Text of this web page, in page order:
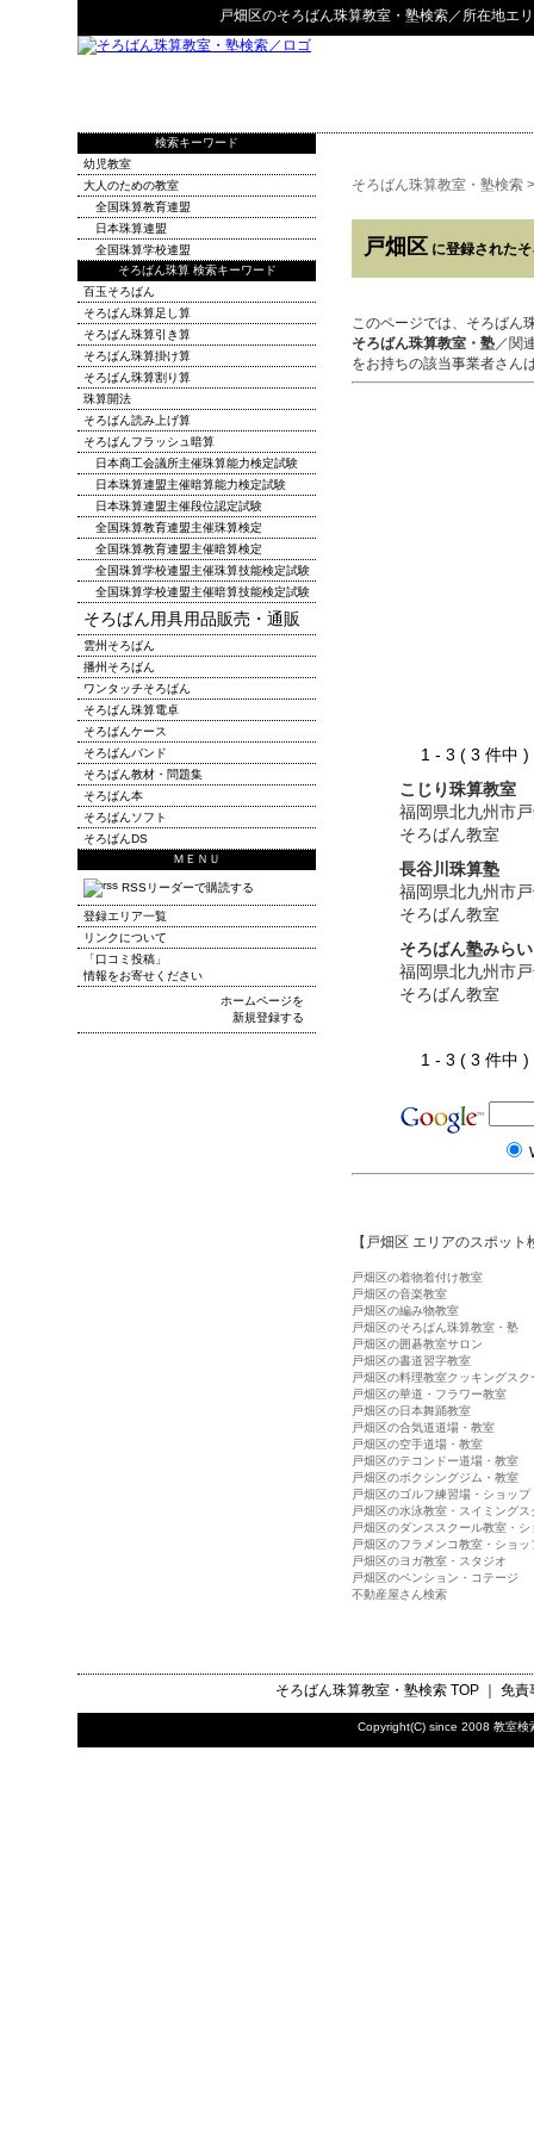
戸畑区のそろばん珠算教室・塾検索／所在地エ
そろばん珠算教室・塾検索
戸畑区 に登録された
このページでは、そろばん
そろばん珠算教室・塾／関
をお持ちの該当事業者さん
1 - 3 ( 3 件
こじり珠算教室
福岡県北九州市
そろばん教室
長谷川珠算塾
福岡県北九州市
そろばん教室
そろばん塾みらい
福岡県北九州市
そろばん教室
1 - 3 ( 3 件
【戸畑区 エリアのスポット
戸畑区の着物着付け教室
戸畑区の音楽教室
戸畑区の編み物教室
戸畑区のそろばん珠算教室・塾
戸畑区の囲碁教室サロン
戸畑区の書道習字教室
戸畑区の料理教室クッキングスク
戸畑区の華道・フラワー教室
戸畑区の日本舞踊教室
戸畑区の合気道道場・教室
戸畑区の空手道場・教室
戸畑区のテコンドー道場・教室
戸畑区のボクシングジム・教室
戸畑区のゴルフ練習場・ショップ
戸畑区の水泳教室・スイミングス
戸畑区のダンススクール教室・シ
戸畑区のフラメンコ教室・ショッ
戸畑区のヨガ教室・スタジオ
戸畑区のペンション・コテージ
不動産屋さん検索
検索キーワード
幼児教室
大人のための教室
全国珠算教育連盟
日本珠算連盟
全国珠算学校連盟
そろばん珠算 検索キーワード
百玉そろばん
そろばん珠算足し算
そろばん珠算引き算
そろばん珠算掛け算
そろばん珠算割り算
珠算開法
そろばん読み上げ算
そろばんフラッシュ暗算
日本商工会議所主催珠算能力検定試験
日本珠算連盟主催暗算能力検定試験
日本珠算連盟主催段位認定試験
全国珠算教育連盟主催珠算検定
全国珠算教育連盟主催暗算検定
全国珠算学校連盟主催珠算技能検定試験
全国珠算学校連盟主催暗算技能検定試験
そろばん用具用品販売・通販
雲州そろばん
播州そろばん
ワンタッチそろばん
そろばん珠算電卓
そろばんケース
そろばんバンド
そろばん教材・問題集
そろばん本
そろばんソフト
そろばんDS
ＭＥＮＵ
RSSリーダーで購読する
登録エリア一覧
リンクについて
「口コミ投稿」
情報をお寄せください
ホームページを
新規登録する
そろばん珠算教室・塾検索TOP ｜ 免責
Copyright(C) since 2008 教室検